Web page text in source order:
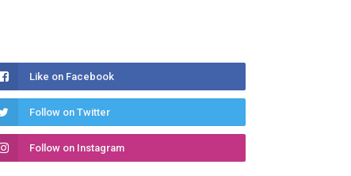
Like on Facebook
Follow on Twitter
Follow on Instagram